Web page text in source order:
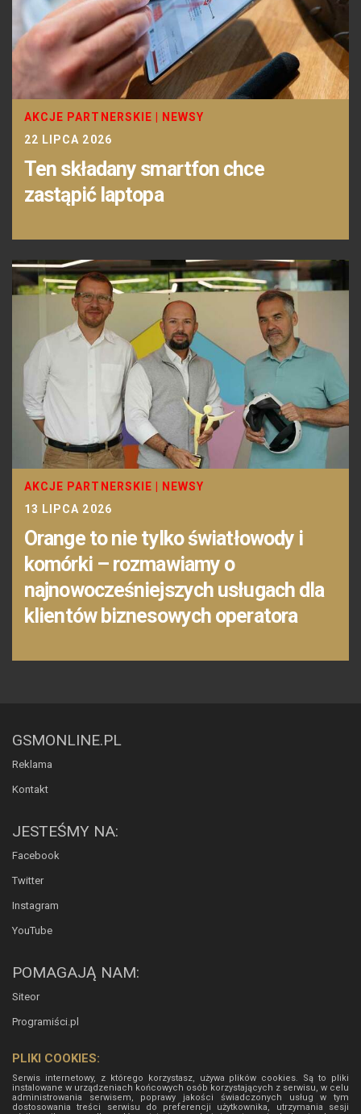
AKCJE PARTNERSKIE
NEWSY
22 LIPCA 2026
Ten składany smartfon chce
zastąpić laptopa
AKCJE PARTNERSKIE
NEWSY
13 LIPCA 2026
Orange to nie tylko światłowody i
komórki – rozmawiamy o
najnowocześniejszych usługach dla
klientów biznesowych operatora
GSMONLINE.PL
Reklama
Kontakt
JESTEŚMY NA:
Facebook
Twitter
Instagram
YouTube
POMAGAJĄ NAM:
Siteor
Programiści.pl
PLIKI COOKIES:
Serwis internetowy, z którego korzystasz, używa plików cookies. Są to pliki
instalowane w urządzeniach końcowych osób korzystających z serwisu, w celu
administrowania serwisem, poprawy jakości świadczonych usług w tym
dostosowania treści serwisu do preferencji użytkownika, utrzymania sesji